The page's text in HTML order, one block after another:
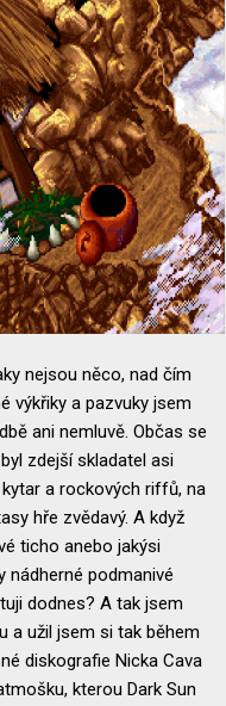
nejsou něco, nad čím
výkřiky a pazvuky jsem
ani nemluvě. Občas se
zdejší skladatel asi
a rockových riffů, na
hře zvědavý. A když
ticho anebo jakýsi
nádherné podmanivé
dodnes? A tak jsem
a užil jsem si tak během
diskografie Nicka Cava
kterou Dark Sun